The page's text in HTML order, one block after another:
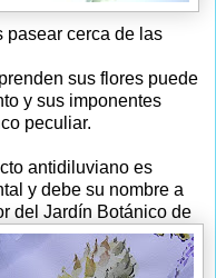
pasear cerca de las
sus flores puede
y sus imponentes
peculiar.
antidiluviano es
y debe su nombre a
del Jardín Botánico de